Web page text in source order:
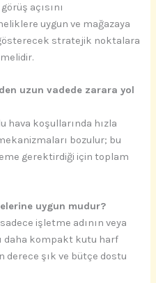
açısını
uygun ve mağazaya
stratejik noktalara
uzun vadede zarara yol
hava koşullarında hızla
bozulur; bu
gerektirdiği için toplam
uygun mudur?
işletme adının veya
daha kompakt kutu harf
derece şık ve bütçe dostu